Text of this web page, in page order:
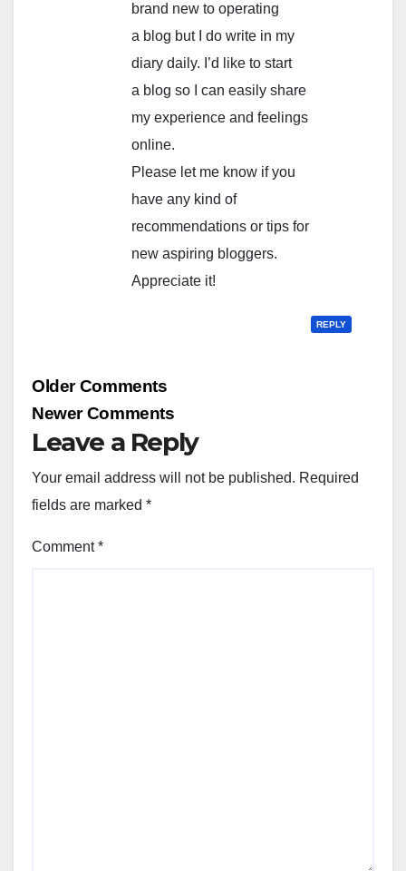
brand new to operating
a blog but I do write in my
diary daily. I’d like to start
a blog so I can easily share
my experience and feelings
online.
Please let me know if you
have any kind of
recommendations or tips for
new aspiring bloggers.
Appreciate it!
REPLY
Comment
Older Comments
Newer Comments
Leave a Reply
Your email address will not be published. Required
fields are marked *
Comment*